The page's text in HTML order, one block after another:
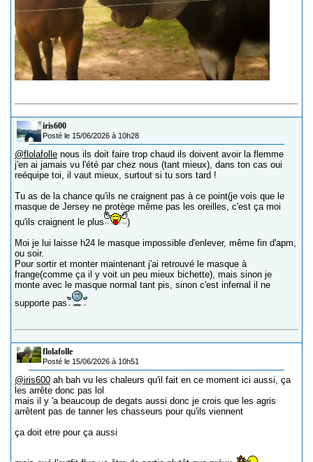
iris600
Posté le 15/06/2026 à 10h28
@flolafolle nous ils doit faire trop chaud ils doivent avoir la flemme
j'en ai jamais vu l'été par chez nous (tant mieux), dans ton cas oui
reéquipe toi, il vaut mieux, surtout si tu sors tard !
Tu as de la chance qu'ils ne craignent pas à ce point(je vois que le
masque de Jersey ne protège même pas les oreilles, c'est ça moi
qu'ils craignent le plus
)
Moi je lui laisse h24 le masque impossible d'enlever, même fin d'apm,
ou soir.
Pour sortir et monter maintenant j'ai retrouvé le masque à
frange(comme ça il y voit un peu mieux bichette), mais sinon je
monte avec le masque normal tant pis, sinon c'est infernal il ne
supporte pas
flolafolle
Posté le 15/06/2026 à 10h51
@iris600 ah bah vu les chaleurs qu'il fait en ce moment ici aussi, ça
les arrête donc pas lol
mais il y 'a beaucoup de degats aussi donc je crois que les agris
arrêtent pas de tanner les chasseurs pour qu'ils viennent
ça doit etre pour ça aussi